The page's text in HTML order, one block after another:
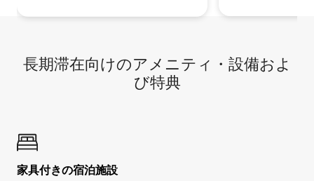
長期滞在向け⁠のア⁠メ⁠ニ⁠テ⁠ィ⁠・設⁠備⁠およ
び特⁠典
家具付き⁠の宿⁠泊⁠施⁠設